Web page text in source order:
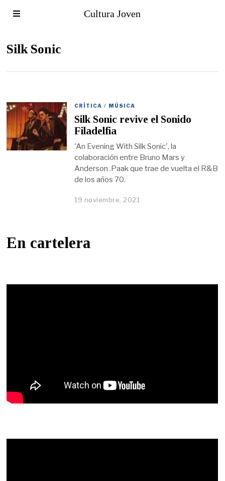
Cultura Joven
Silk Sonic
CRÍTICA / MÚSICA
Silk Sonic revive el Sonido
Filadelfia
'An Evening With Silk Sonic', la
colaboración entre Bruno Mars y
Anderson .Paak que trae de vuelta el R&B
de los años 70.
19 noviembre, 2021
En cartelera